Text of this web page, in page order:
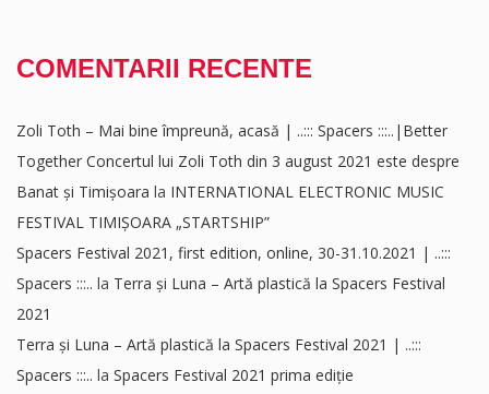
COMENTARII RECENTE
Zoli Toth – Mai bine împreună, acasă | ..::: Spacers :::..|Better
Together Concertul lui Zoli Toth din 3 august 2021 este despre
Banat și Timișoara la INTERNATIONAL ELECTRONIC MUSIC
FESTIVAL TIMIȘOARA „STARTSHIP”
Spacers Festival 2021, first edition, online, 30-31.10.2021 | ..:::
Spacers :::.. la Terra și Luna – Artă plastică la Spacers Festival
2021
Terra și Luna – Artă plastică la Spacers Festival 2021 | ..:::
Spacers :::.. la Spacers Festival 2021 prima ediție